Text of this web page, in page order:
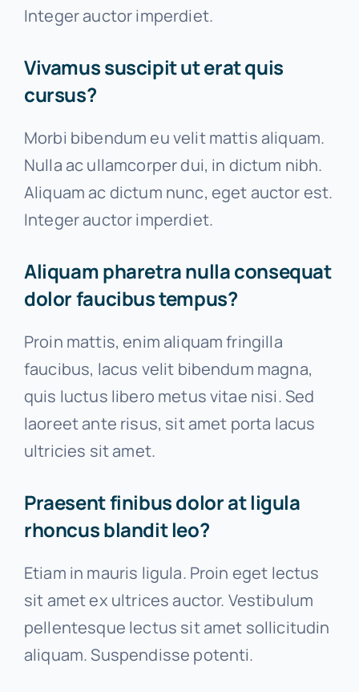
Integer auctor imperdiet.
Vivamus suscipit ut erat quis
cursus?
Morbi bibendum eu velit mattis aliquam.
Nulla ac ullamcorper dui, in dictum nibh.
Aliquam ac dictum nunc, eget auctor est.
Integer auctor imperdiet.
Aliquam pharetra nulla consequat
dolor faucibus tempus?
Proin mattis, enim aliquam fringilla
faucibus, lacus velit bibendum magna,
quis luctus libero metus vitae nisi. Sed
laoreet ante risus, sit amet porta lacus
ultricies sit amet.
Praesent finibus dolor at ligula
rhoncus blandit leo?
Etiam in mauris ligula. Proin eget lectus
sit amet ex ultrices auctor. Vestibulum
pellentesque lectus sit amet sollicitudin
aliquam. Suspendisse potenti.